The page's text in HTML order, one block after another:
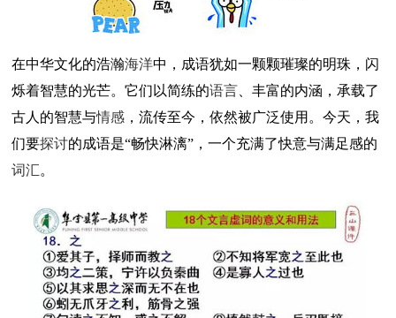
在中华文化的浩瀚海洋中，成语犹如一颗颗璀璨的明珠，闪
烁着智慧的光芒。它们以简练的语言 、丰富的内涵，承载了
古人的智慧与情感 ，流传至今，依然被广泛使用。今天，我
们要探讨的成语是“畅快淋漓”，一个充满了快意与满足感的
词汇。